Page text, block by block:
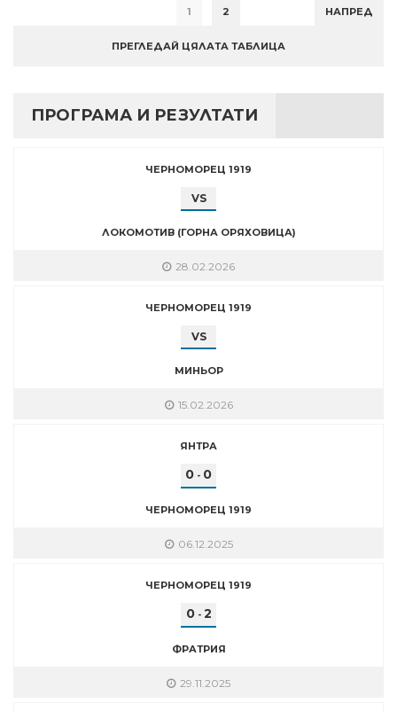
1 2 НАПРЕД
ПРЕГЛЕДАЙ ЦЯЛАТА ТАБЛИЦА
ПРОГРАМА И РЕЗУЛТАТИ
ЧЕРНОМОРЕЦ 1919
VS
ЛОКОМОТИВ (ГОРНА ОРЯХОВИЦА)
28.02.2026
ЧЕРНОМОРЕЦ 1919
VS
МИНЬОР
15.02.2026
ЯНТРА
0 - 0
ЧЕРНОМОРЕЦ 1919
06.12.2025
ЧЕРНОМОРЕЦ 1919
0- 2
ФРАТРИЯ
29.11.2025